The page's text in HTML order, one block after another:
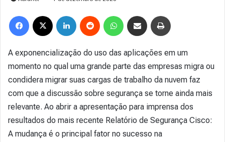
A exponencialização do uso das aplicações em um
momento no qual uma grande parte das empresas migra ou
condidera migrar suas cargas de trabalho da nuvem faz
com que a discussão sobre segurança se torne ainda mais
relevante. Ao abrir a apresentação para imprensa dos
resultados do mais recente Relatório de Segurança Cisco:
A mudança é o principal fator no sucesso na